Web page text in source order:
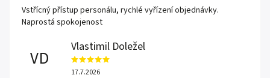
Vstřícný přístup personálu, rychlé vyřízení objednávky.
Naprostá spokojenost
VD
Vlastimil Doležel
17.7.2026